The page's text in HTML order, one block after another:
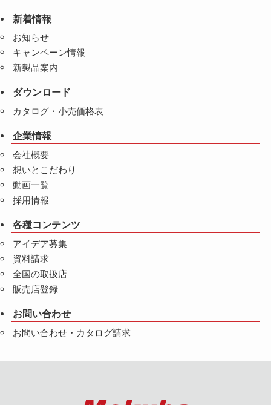
新着情報
お知らせ
キャンペーン情報
新製品案内
ダウンロード
カタログ・小売価格表
企業情報
会社概要
想いとこだわり
動画一覧
採用情報
各種コンテンツ
アイデア募集
資料請求
全国の取扱店
販売店登録
お問い合わせ
お問い合わせ・カタログ請求